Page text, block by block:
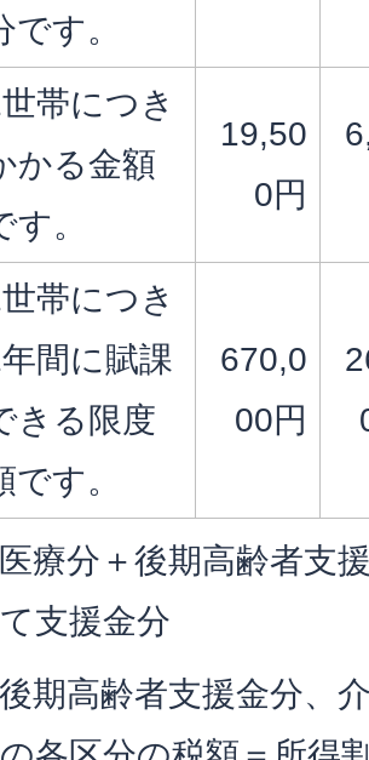
です。
帯につき
かる金額
す。
19,50
0円
帯につき
間に賦課
きる限度
です。
670,0
00円
療分＋後期高齢者支
支援金分
期高齢者支援金分、